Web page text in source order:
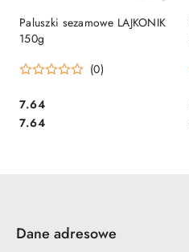
Paluszki sezamowe LAJKONIK
150g
(0)
Cena:
7.64
Cena:
7.64
Dane adresowe